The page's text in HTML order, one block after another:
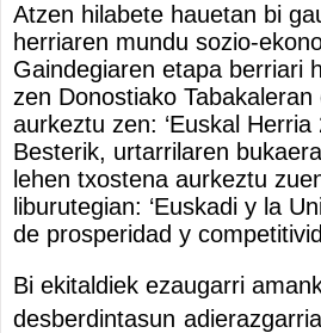
Atzen hilabete hauetan bi
herriaren mundu sozio-
Gaindegiaren etapa berriari
zen Donostiako
aurkeztu zen: ‘Euskal Herria
Besterik, urtarrilaren
lehen txostena aurkeztu
liburutegian: ‘Euskadi y la
de prosperidad y
Bi ekitaldiek ezaugarri
desberdintasun